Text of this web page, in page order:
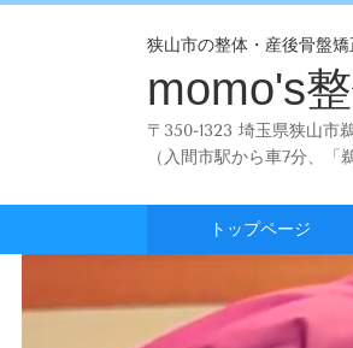
狭山市の整体・産後骨盤
momo's
〒350-1323 埼玉県狭山市
（入間市駅から車7分、「
トップページ